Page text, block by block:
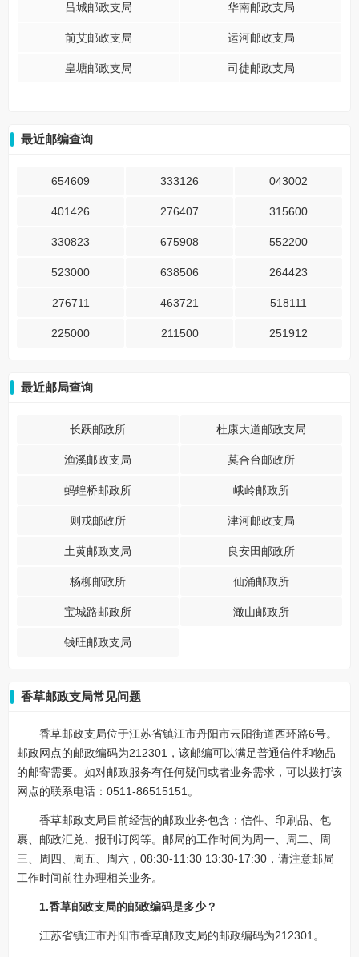
吕城邮政支局 华南邮政支局
前艾邮政支局 运河邮政支局
皇塘邮政支局 司徒邮政支局
最近邮编查询
654609 333126 043002
401426 276407 315600
330823 675908 552200
523000 638506 264423
276711 463721 518111
225000 211500 251912
最近邮局查询
长跃邮政所 杜康大道邮政支局
渔溪邮政支局 莫合台邮政所
蚂蝗桥邮政所 峨岭邮政所
则戎邮政所 津河邮政支局
土黄邮政支局 良安田邮政所
杨柳邮政所 仙涌邮政所
宝城路邮政所 澉山邮政所
钱旺邮政支局
香草邮政支局常见问题
香草邮政支局位于江苏省镇江市丹阳市云阳街道西环路6号。
邮政网点的邮政编码为212301，该邮编可以满足普通信件和物品
的邮寄需要。如对邮政服务有任何疑问或者业务需求，可以拨打该
网点的联系电话：0511-86515151。
香草邮政支局目前经营的邮政业务包含：信件、印刷品、包
裹、邮政汇兑、报刊订阅等。邮局的工作时间为周一、周二、周
三、周四、周五、周六，08:30-11:30 13:30-17:30，请注意邮局
工作时间前往办理相关业务。
1.香草邮政支局的邮政编码是多少？
江苏省镇江市丹阳市香草邮政支局的邮政编码为212301。